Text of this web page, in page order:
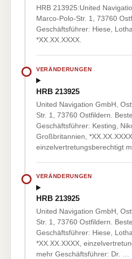
HRB 213925:United
Marco-Polo-Str. 1, 73760
Geschäftsführer: Hiese,
*XX.XX.XXXX.
VERÄNDERUNGEN
HRB 213925
United Navigation GmbH,
Str. 1, 73760 Ostfildern.
Geschäftsführer: Kesting,
Großbritannien, *XX.XX.XXXX,
einzelvertretungsberechtigt
VERÄNDERUNGEN
HRB 213925
United Navigation GmbH,
Str. 1, 73760 Ostfildern.
Geschäftsführer: Hiese,
*XX.XX.XXXX,
mehr Geschäftsführer: Dr. …